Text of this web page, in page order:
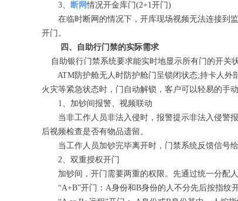
3、 断网情况开金库门(2+1开门)
在临时断网的情况下，开库现场视频无法连接到监
开门。
四、自助行门禁的实际需求
自助银行门禁系统要求能实时地显示所有门的开关
ATM防护舱无人时防护舱门呈锁闭状态;持卡人外
火灾等紧急状态时，门自动解锁，客户可以轻易的手
1、加钞间报警、视频联动
当非工作人员非法入侵时，报警提示非法入侵警报
后视频检查是否有物品遗留。
当工作人员加钞完毕离开时，门禁系统反馈信号给
2、双重授权开门
加钞间，开门需要两重的权限。先通过统一分配人
“A+B”开门：A身份和B身份的人不分先后按指纹开